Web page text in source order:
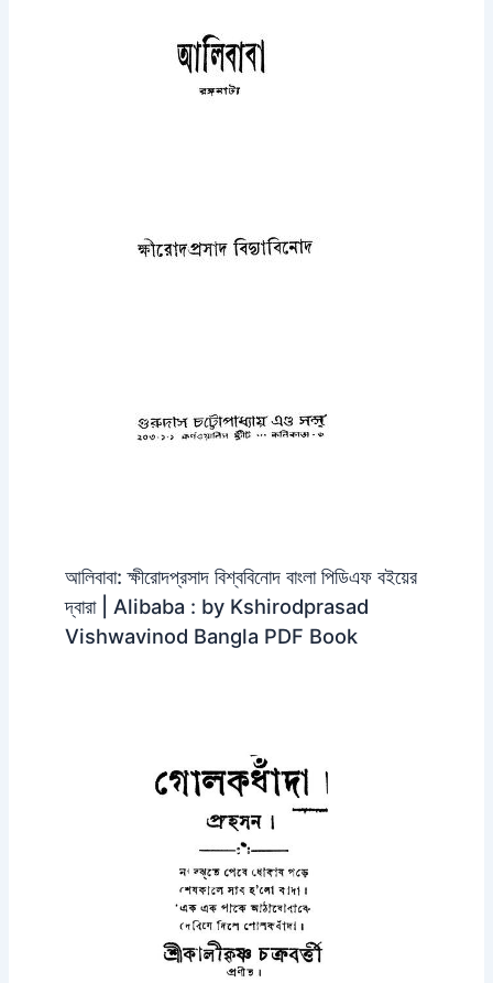
আলিবাবা: ক্ষীরোদপ্রসাদ বিশ্ববিনোদ বাংলা পিডিএফ বইয়ের
দ্বারা | Alibaba : by Kshirodprasad
Vishwavinod Bangla PDF Book